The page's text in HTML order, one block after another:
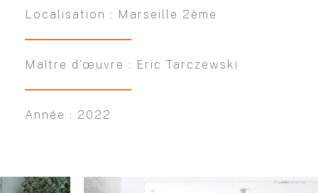
Localisation : Marseille 2ème
Maître d’œuvre : Eric Tarczewski
Année : 2022